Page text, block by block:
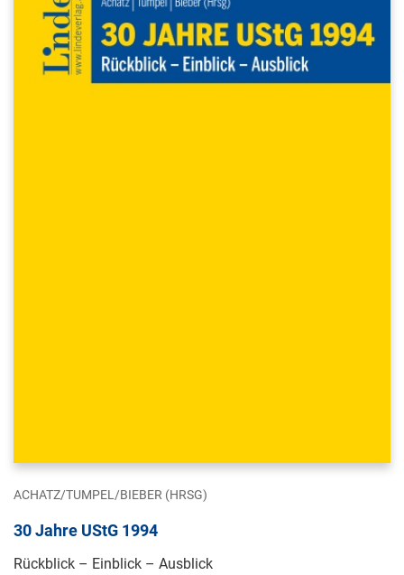
ACHATZ/TUMPEL/BIEBER (HRSG)
30 Jahre UStG 1994
Rückblick – Einblick – Ausblick